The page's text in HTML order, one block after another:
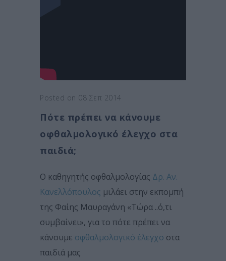
Posted on 08 Σεπ 2014
Πότε πρέπει να κάνουμε
οφθαλμολογικό έλεγχο στα
παιδιά;
Ο καθηγητής οφθαλμολογίας Δρ. Αν.
Κανελλόπουλος μιλάει στην εκπομπή
της Φαίης Μαυραγάνη «Τώρα ..ό,τι
συμβαίνει», για το πότε πρέπει να
κάνουμε οφθαλμολογικό έλεγχο στα
παιδιά μας